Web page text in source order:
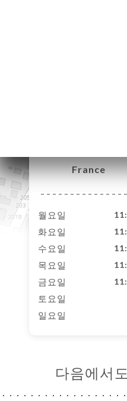
France
월요일
화요일
수요일
목요일
금요일
토요일
일요일
다음에서